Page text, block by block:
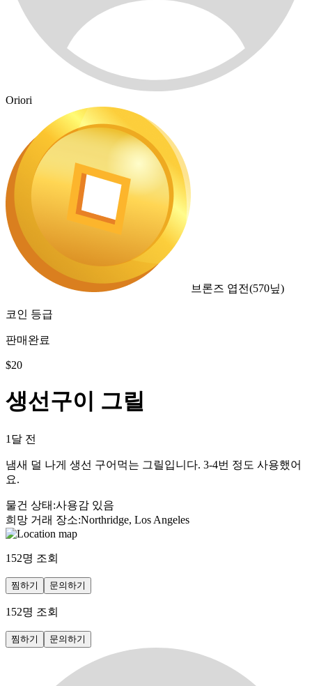
Oriori
브론즈 엽전(570닢)
코인 등급
판매완료
$20
생선구이 그릴
1달 전
냄새 덜 나게 생선 구어먹는 그릴입니다. 3-4번 정도 사용했어
요.
물건 상태 :사용감 있음
희망 거래 장소:Northridge, Los Angeles
152명 조회
찜하기 문의하기
152명 조회
찜하기 문의하기